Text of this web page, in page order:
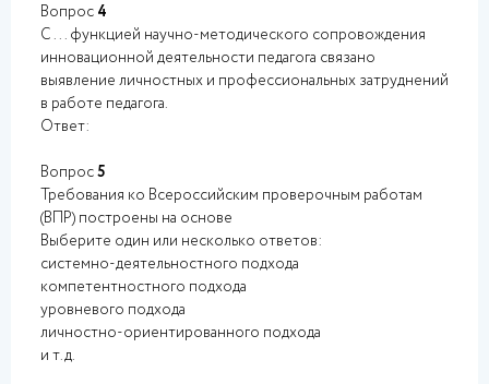
Вопрос 4
С ... функцией научно-методического сопровождения
инновационной деятельности педагога связано
выявление личностных и профессиональных затруднений
в работе педагога.
Ответ:
Вопрос5
Требования ко Всероссийским проверочным работам
(ВПР) построены на основе
Выберите один или несколько ответов:
системно-деятельностного подхода
компетентностного подхода
уровневого подхода
личностно-ориентированного подхода
и т.д.